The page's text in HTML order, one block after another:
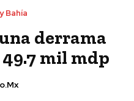
Bahía
derrama
mil mdp